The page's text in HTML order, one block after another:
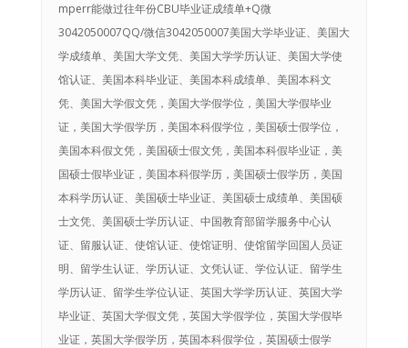
mperr能做过往年份CBU毕业证成绩单+Q微
3042050007QQ/微信3042050007美国大学毕业证、美国大
学成绩单、美国大学文凭、美国大学学历认证、美国大学使
馆认证、美国本科毕业证、美国本科成绩单、美国本科文
凭、美国大学假文凭，美国大学假学位，美国大学假毕业
证，美国大学假学历，美国本科假学位，美国硕士假学位，
美国本科假文凭，美国硕士假文凭，美国本科假毕业证，美
国硕士假毕业证，美国本科假学历，美国硕士假学历，美国
本科学历认证、美国硕士毕业证、美国硕士成绩单、美国硕
士文凭、美国硕士学历认证、中国教育部留学服务中心认
证、留服认证、使馆认证、使馆证明、使馆留学回国人员证
明、留学生认证、学历认证、文凭认证、学位认证、留学生
学历认证、留学生学位认证、英国大学学历认证、英国大学
毕业证、英国大学假文凭，英国大学假学位，英国大学假毕
业证，英国大学假学历，英国本科假学位，英国硕士假学